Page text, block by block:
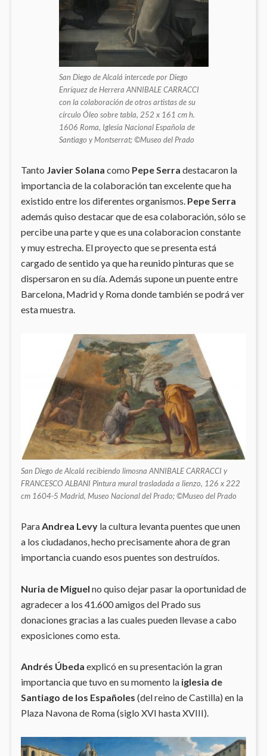
San Diego de Alcalá intercede por Diego
Enríquez de Herrera ANNIBALE CARRACCI
con la colaboración de otros artistas de su
círculo Óleo sobre tabla, 252 x 161 cm h.
1606 Roma, Iglesia Nacional Española de
Santiago y Montserrat; ©Museo del Prado
Tanto Javier Solana como Pepe Serra destacaron la
importancia de la colaboración tan excelente que ha
existido entre los diferentes organismos. Pepe Serra
además quiso destacar que de esa colaboración, sólo se
percibe una parte y que es una colaboracion constante
y muy estrecha. El proyecto que se presenta está
cargado de sentido ya que ha reunido pinturas que se
dispersaron en su día. Además supone un puente entre
Barcelona, Madrid y Roma donde también se podrá ver
esta muestra.
San Diego de Alcalá recibiendo limosna ANNIBALE CARRACCI y
FRANCESCO ALBANI Pintura mural trasladada a lienzo, 126 x 222
cm 1604-5 Madrid, Museo Nacional del Prado; ©Museo del Prado
ParaAndrea Levyla cultura levanta puentes que unen
a los ciudadanos, hecho precisamente ahora de gran
importancia cuando esos puentes son destruídos.
Nuria de Miguel no quiso dejar pasar la oportunidad de
agradecer a los 41.600 amigos del Prado sus
donaciones gracias a las cuales pueden llevase a cabo
exposiciones como esta.
Andrés Úbeda explicó en su presentación la gran
importancia que tuvo en su momento la iglesia de
Santiago de los Españoles (del reino de Castilla) en la
Plaza Navona de Roma (siglo XVI hasta XVIII).